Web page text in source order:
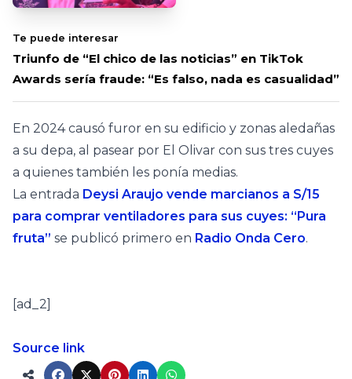
Te puede interesar
Triunfo de “El chico de las noticias” en TikTok
Awards sería fraude: “Es falso, nada es casualidad”
En 2024 causó furor en su edificio y zonas aledañas
a su depa, al pasear por El Olivar con sus tres cuyes
a quienes también les ponía medias.
La entrada Deysi Araujo vende marcianos a S/15
para comprar ventiladores para sus cuyes: “Pura
fruta” se publicó primero en Radio Onda Cero.
[ad_2]
Source link